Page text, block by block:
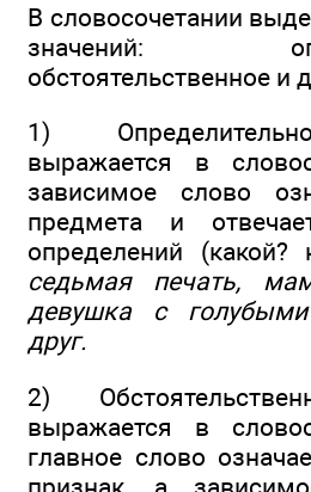
В словосочетании
значений:
обстоятельственное и
1)
выражается в
зависимое слово
предмета и
определений (какой?
седьмая печать,
девушка с
друг.
2)
выражается в
главное слово